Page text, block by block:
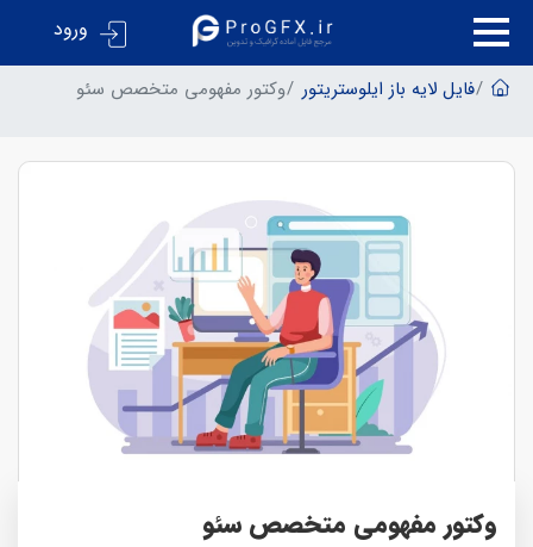
ورود
فایل لایه باز ایلوستریتور وکتور مفهومی متخصص سئو
وکتور مفهومی متخصص سئو